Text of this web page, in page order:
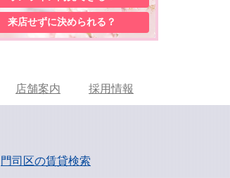
来店せずに決められる？
店舗案内 採用情報
門司区の賃貸検索